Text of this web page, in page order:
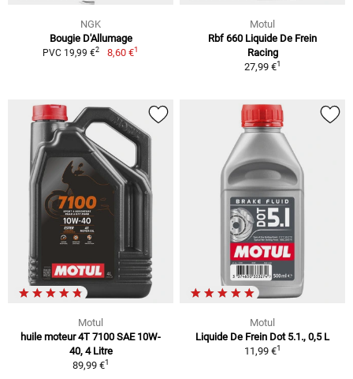
NGK
Bougie D'Allumage
PVC 19,99 €2 8,60 €1
Motul
Rbf 660 Liquide De Frein
Racing
27,99 €1
Motul
huile moteur 4T 7100 SAE 10W-
40, 4 Litre
89,99 €1
Motul
Liquide De Frein Dot 5.1., 0,5 L
11,99 €1